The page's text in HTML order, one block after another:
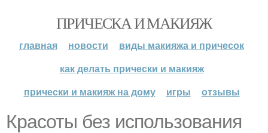
ПРИЧЕСКА И МАКИЯЖ
главная новости
виды макияжа и причесок
как делать прически и макияж
прически и макияж на дому
игры отзывы
Красоты без использования